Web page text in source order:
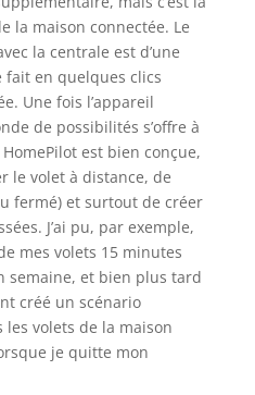
la maison connectée. Le
la centrale est d’une
en quelques clics
Une fois l’appareil
de possibilités s’offre à
est bien conçue,
le volet à distance, de
fermé) et surtout de créer
J’ai pu, par exemple,
mes volets 15 minutes
semaine, et bien plus tard
créé un scénario
volets de la maison
je quitte mon